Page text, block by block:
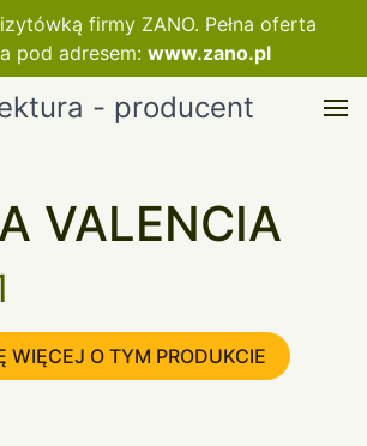
firmy ZANO. Pełna oferta
pod adresem: www.zano.pl
- producent
VALENCIA
WIĘCEJ O TYM PRODUKCIE